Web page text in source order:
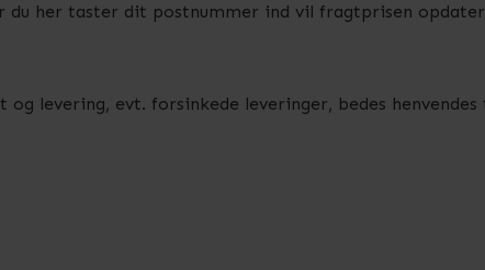
du her taster dit postnummer ind vil fragtprisen
levering, evt. forsinkede leveringer, bedes henvendes